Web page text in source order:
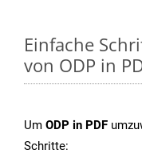
Einfache
von ODP in
Um ODP in PDF
Schritte: